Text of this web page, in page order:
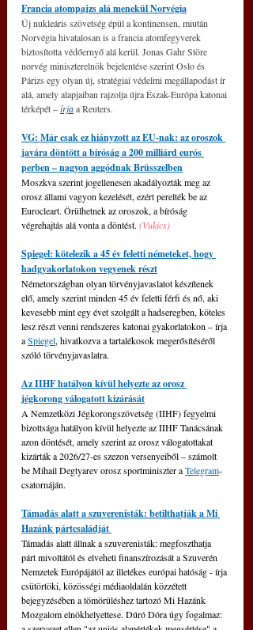
Francia atompajzs alá menekül Norvégia
Új nukleáris szövetség épül a kontinensen, miután
Norvégia hivatalosan is a francia atomfegyverek
biztosította védőernyő alá kerül. Jonas Gahr Störe
norvég miniszterelnök bejelentése szerint Oslo és
Párizs egy olyan új, stratégiai védelmi megállapodást ír
alá, amely alapjaiban rajzolja újra Észak-Európa katonai
térképét – írja a Reuters.
VG: Már csak ez hiányzott az EU-nak: az oroszok
javára döntött a bíróság a 200 milliárd eurós
perben – nagyon aggódnak Brüsszelben
Moszkva szerint jogellenesen akadályozták meg az
orosz állami vagyon kezelését, ezért perelték be az
Eurocleart. Örülhetnek az oroszok, a bíróság
végrehajtás alá vonta a döntést. (Vukics)
Spiegel: kötelezik a 45 év feletti németeket, hogy
hadgyakorlatokon vegyenek részt
Németországban olyan törvényjavaslatot készítenek
elő, amely szerint minden 45 év feletti férfi és nő, aki
kevesebb mint egy évet szolgált a hadseregben, köteles
lesz részt venni rendszeres katonai gyakorlatokon – írja
a Spiegel, hivatkozva a tartalékosok megerősítéséről
szóló törvényjavaslatra.
Az IIHF hatályon kívül helyezte az orosz
jégkorong válogatott kizárását
A Nemzetközi Jégkorongszövetség (IIHF) fegyelmi
bizottsága hatályon kívül helyezte az IIHF Tanácsának
azon döntését, amely szerint az orosz válogatottakat
kizárták a 2026/27-es szezon versenyeiből – számolt
be Mihail Degtyarev orosz sportminiszter a Telegram-
csatornáján.
Támadás alatt a szuverenisták: betilthatják a Mi
Hazánk pártcsaládját
Támadás alatt állnak a szuverenisták: megfoszthatja
párt mivoltától és elveheti finanszírozását a Szuverén
Nemzetek Európájától az illetékes európai hatóság - írja
csütörtöki, közösségi médiaoldalán közzétett
bejegyzésében a tömörüléshez tartozó Mi Hazánk
Mozgalom elnökhelyettese. Dúró Dóra úgy fogalmaz: